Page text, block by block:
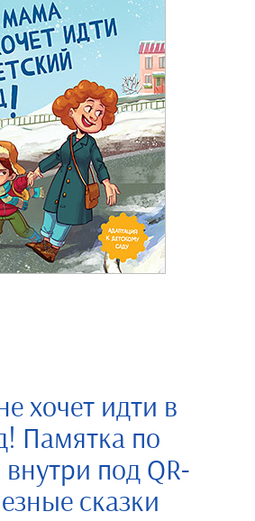
хочет идти в
Памятка по
под QR-
сказки